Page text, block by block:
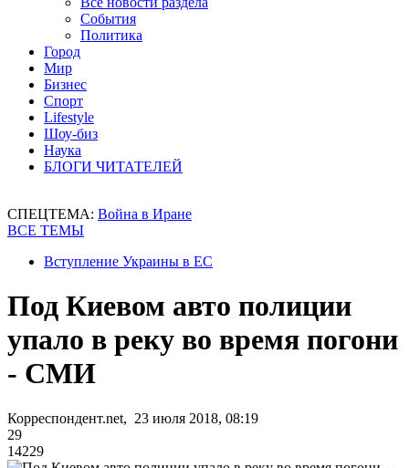
События
Политика
Город
Мир
Бизнес
Спорт
Lifestyle
Шоу-биз
Наука
БЛОГИ ЧИТАТЕЛЕЙ
СПЕЦТЕМА: Война в Иране
ВСЕ ТЕМЫ
Вступление Украины в ЕС
Под Киевом авто полиции
упало в реку во время погони
- СМИ
Корреспондент.net, 23 июля 2018, 08:19
29
14229